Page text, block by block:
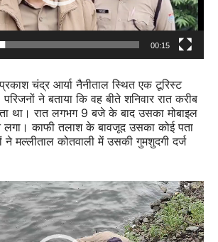
00:15
चंद्र आर्या नैनीताल स्थित एक टूरिस्ट
ने बताया कि वह बीते शनिवार रात करीब
था। रात लगभग 9 बजे के बाद उसका मोबाइल
काफी तलाश के बावजूद उसका कोई पता
ने मल्लीताल कोतवाली में उसकी गुमशुदगी दर्ज